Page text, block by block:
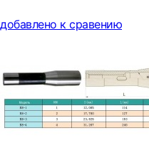
добавлено к сравению